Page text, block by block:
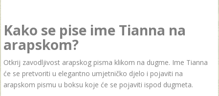
Kako se pise ime Tianna na
arapskom?
Otkrij zavodljivost arapskog pisma klikom na dugme. Ime Tianna
će se pretvoriti u elegantno umjetničko djelo i pojaviti na
arapskom pismu u boksu koje će se pojaviti ispod dugmeta.